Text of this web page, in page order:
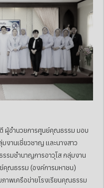
ผู้อำนวยการศูนย์คุณธรรม มอบ
งานเชี่ยวชาญ และนางสาว
รมชำนาญการอาวุโส กลุ่มงาน
คุณธรรม (องค์การมหาชน)
พเครือข่ายโรงเรียนคุณธรรม